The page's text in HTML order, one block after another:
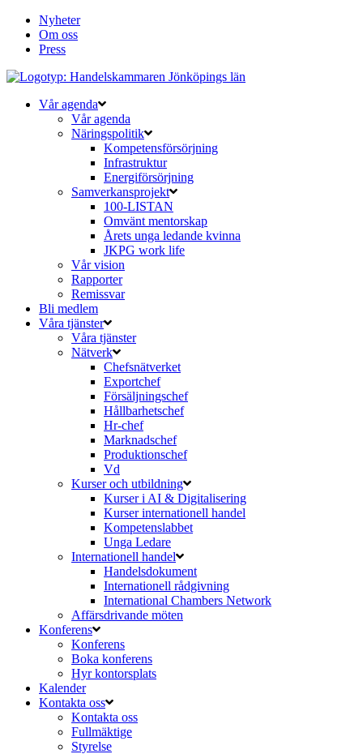
Nyheter
Om oss
Press
Vår agenda
Vår agenda
Näringspolitik
Kompetensförsörjning
Infrastruktur
Energiförsörjning
Samverkansprojekt
100-LISTAN
Omvänt mentorskap
Årets unga ledande kvinna
JKPG work life
Vår vision
Rapporter
Remissvar
Bli medlem
Våra tjänster
Våra tjänster
Nätverk
Chefsnätverket
Exportchef
Försäljningschef
Hållbarhetschef
Hr-chef
Marknadschef
Produktionschef
Vd
Kurser och utbildning
Kurser i AI & Digitalisering
Kurser internationell handel
Kompetenslabbet
Unga Ledare
Internationell handel
Handelsdokument
Internationell rådgivning
International Chambers Network
Affärsdrivande möten
Konferens
Konferens
Boka konferens
Hyr kontorsplats
Kalender
Kontakta oss
Kontakta oss
Fullmäktige
Styrelse